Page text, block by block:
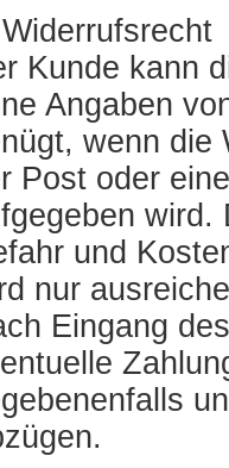
Kunde kann
Angaben
wenn die
Post oder
wird.
und
nur
Eingang